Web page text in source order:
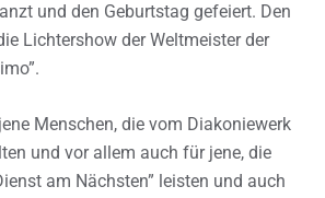
und den Geburtstag gefeiert. Den
Lichtershow der Weltmeister der
Menschen, die vom Diakoniewerk
und vor allem auch für jene, die
am Nächsten” leisten und auch